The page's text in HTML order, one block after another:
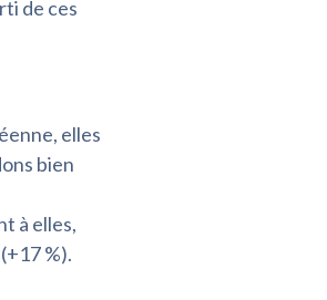
de ces
elles
bien
à elles,
%).